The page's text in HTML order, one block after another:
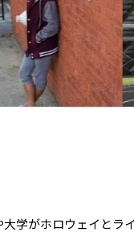
学がホロウェイとラ